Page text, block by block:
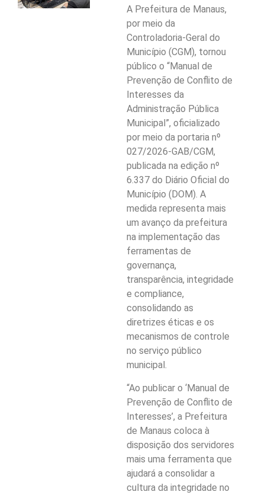
A Prefeitura de Manaus,
por meio da
Controladoria-Geral do
Município (CGM), tornou
público o “Manual de
Prevenção de Conflito de
Interesses da
Administração Pública
Municipal”, oficializado
por meio da portaria nº
027/2026-GAB/CGM,
publicada na edição nº
6.337 do Diário Oficial do
Município (DOM). A
medida representa mais
um avanço da prefeitura
na implementação das
ferramentas de
governança,
transparência, integridade
e compliance,
consolidando as
diretrizes éticas e os
mecanismos de controle
no serviço público
municipal.
“Ao publicar o ‘Manual de
Prevenção de Conflito de
Interesses’, a Prefeitura
de Manaus coloca à
disposição dos servidores
mais uma ferramenta que
ajudará a consolidar a
cultura da integridade no